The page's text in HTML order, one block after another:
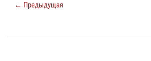
← Предыдущая